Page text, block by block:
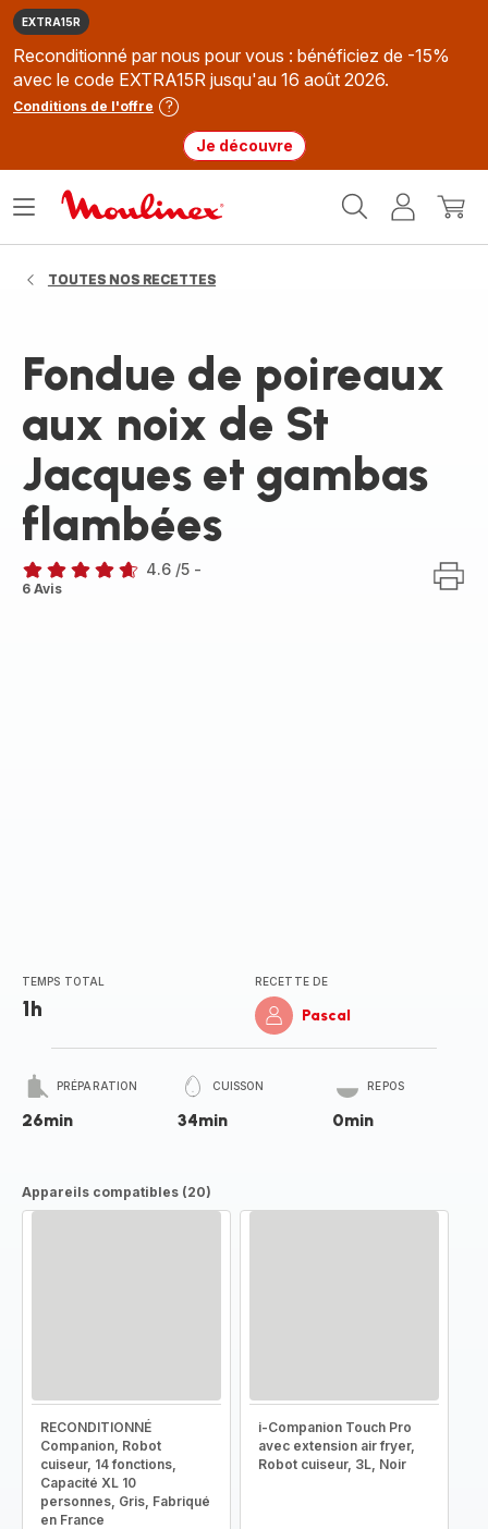
EXTRA15R
Reconditionné par nous pour vous : bénéficiez de -15%
avec le code EXTRA15R jusqu'au 16 août 2026.
Conditions de l'offre
Je découvre
MonMon
Ouvrir
TOUTES NOS RECETTES
Fondue de poireaux
aux noix de St
Jacques et gambas
flambées
ratings.4.6
4.6 /5 -
6 Avis
TEMPS TOTAL
1h
RECETTE DE
Pascal
PRÉPARATION
26min
CUISSON
34min
REPOS
0min
Appareils compatibles (20)
RECONDITIONNÉ
Companion, Robot
cuiseur, 14 fonctions,
Capacité XL 10
personnes, Gris, Fabriqué
en France
i-Companion Touch Pro
avec extension air fryer,
Robot cuiseur, 3L, Noir